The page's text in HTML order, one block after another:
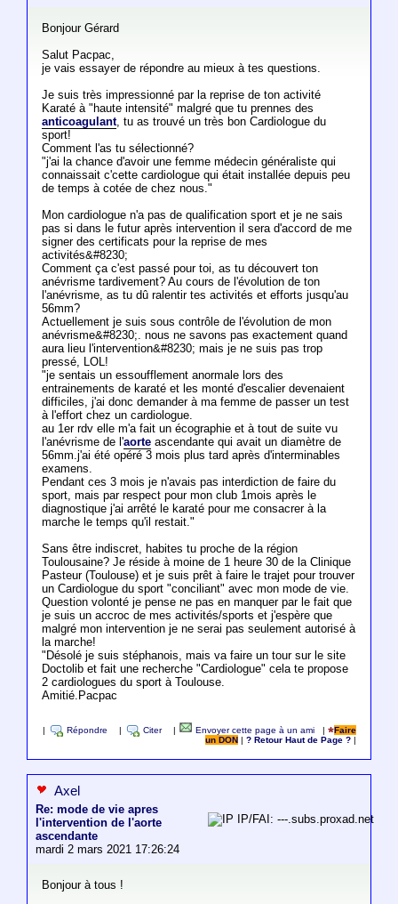
Bonjour Gérard
Salut Pacpac,
je vais essayer de répondre au mieux à tes questions.
Je suis très impressionné par la reprise de ton activité
Karaté à "haute intensité" malgré que tu prennes des
anticoagulant, tu as trouvé un très bon Cardiologue du
sport!
Comment l'as tu sélectionné?
"j'ai la chance d'avoir une femme médecin généraliste qui
connaissait c'cette cardiologue qui était installée depuis peu
de temps à cotée de chez nous."
Mon cardiologue n'a pas de qualification sport et je ne sais
pas si dans le futur après intervention il sera d'accord de me
signer des certificats pour la reprise de mes
activités&#8230;
Comment ça c'est passé pour toi, as tu découvert ton
anévrisme tardivement? Au cours de l'évolution de ton
l'anévrisme, as tu dû ralentir tes activités et efforts jusqu'au
56mm?
Actuellement je suis sous contrôle de l'évolution de mon
anévrisme&#8230;. nous ne savons pas exactement quand
aura lieu l'intervention&#8230; mais je ne suis pas trop
pressé, LOL!
"je sentais un essoufflement anormale lors des
entrainements de karaté et les monté d'escalier devenaient
difficiles, j'ai donc demander à ma femme de passer un test
à l'effort chez un cardiologue.
au 1er rdv elle m'a fait un écographie et à tout de suite vu
l'anévrisme de l'aorteascendante qui avait un diamètre de
56mm.j'ai été opéré 3 mois plus tard après d'interminables
examens.
Pendant ces 3 mois je n'avais pas interdiction de faire du
sport, mais par respect pour mon club 1mois après le
diagnostique j'ai arrêté le karaté pour me consacrer à la
marche le temps qu'il restait."
Sans être indiscret, habites tu proche de la région
Toulousaine? Je réside à moine de 1 heure 30 de la Clinique
Pasteur (Toulouse) et je suis prêt à faire le trajet pour trouver
un Cardiologue du sport "conciliant" avec mon mode de vie.
Question volonté je pense ne pas en manquer par le fait que
je suis un accroc de mes activités/sports et j'espère que
malgré mon intervention je ne serai pas seulement autorisé à
la marche!
"Désolé je suis stéphanois, mais va faire un tour sur le site
Doctolib et fait une recherche "Cardiologue" cela te propose
2 cardiologues du sport à Toulouse.
Amitié.Pacpac
Répondre Citer Envoyer cette page à un ami |
Faire
un DON
|? Retour Haut de Page ?
Axel
Re: mode de vie apres
l'intervention de l'aorte
ascendante
mardi 2 mars 2021 17:26:24
IP/FAI: ---.subs.proxad.net
Bonjour à tous !